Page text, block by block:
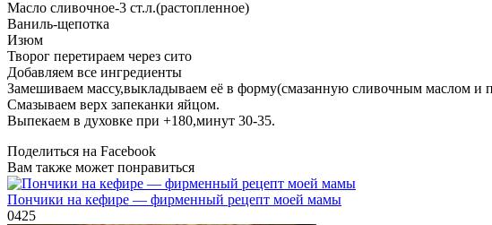
Масло сливочное-3 ст.л.(растопленное)
Ваниль-щепотка
Изюм
Творог перетираем через сито
Добавляем все ингредиенты
Замешиваем массу,выкладываем её в форму(смазанную сливочным маслом
Смазываем верх запеканки яйцом.
Выпекаем в духовке при +180,минут 30-35.
Поделиться на Facebook
Вам также может понравиться
Пончики на кефире — фирменный рецепт моей мамы
0425